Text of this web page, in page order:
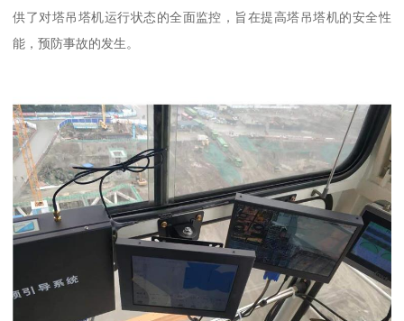
供了对塔吊塔机运行状态的全面监控，旨在提高塔吊塔机的安全性
能，预防事故的发生。